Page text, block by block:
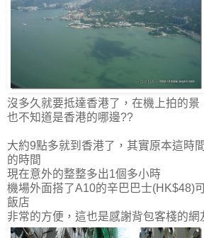
沒多久就要抵達香港了，在機上拍的景
也不知道是香港的哪邊??
大約9點多就到香港了，其實原本這時
的時間
現在意外的整整多出1個多小時
機場外面搭了A10的辛巴巴士(HK$48)
飯店
非常的方便，這也是感謝背包客棧的網